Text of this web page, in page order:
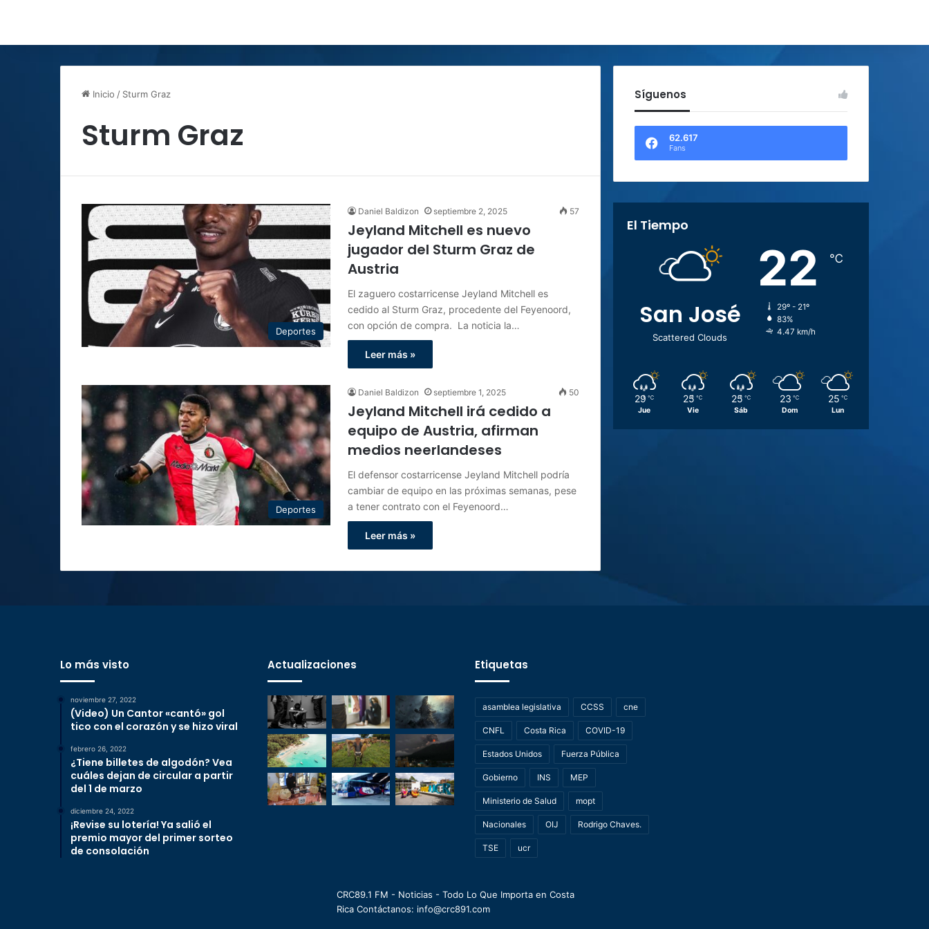
Inicio / Sturm Graz
Sturm Graz
Deportes
Daniel Baldizon septiembre 2, 2025 57
Jeyland Mitchell es nuevo
jugador del Sturm Graz de
Austria
El zaguero costarricense Jeyland Mitchell es
cedido al Sturm Graz, procedente del Feyenoord,
con opción de compra. La noticia la…
Leer más »
Deportes
Daniel Baldizon septiembre 1, 2025 50
Jeyland Mitchell irá cedido a
equipo de Austria, afirman
medios neerlandeses
El defensor costarricense Jeyland Mitchell podría
cambiar de equipo en las próximas semanas, pese
a tener contrato con el Feyenoord…
Leer más »
Síguenos
62.617
Fans
El Tiempo
San José
Scattered Clouds
22 ℃
29º - 21º
83%
4.47 km/h
29 ℃
Jue
25 ℃
Vie
25 ℃
Sáb
23 ℃
Dom
25 ℃
Lun
Lo más visto
noviembre 27, 2022
(Video) Un Cantor «cantó» gol
tico con el corazón y se hizo viral
febrero 26, 2022
¿Tiene billetes de algodón? Vea
cuáles dejan de circular a partir
del 1 de marzo
diciembre 24, 2022
¡Revise su lotería! Ya salió el
premio mayor del primer sorteo
de consolación
Actualizaciones Etiquetas
asamblea legislativa CCSS cne
CNFL Costa Rica COVID-19
Estados Unidos Fuerza Pública
Gobierno INS MEP
Ministerio de Salud mopt
Nacionales OIJ Rodrigo Chaves.
TSE ucr
CRC89.1 FM - Noticias - Todo Lo Que Importa en Costa
Rica Contáctanos: info@crc891.com